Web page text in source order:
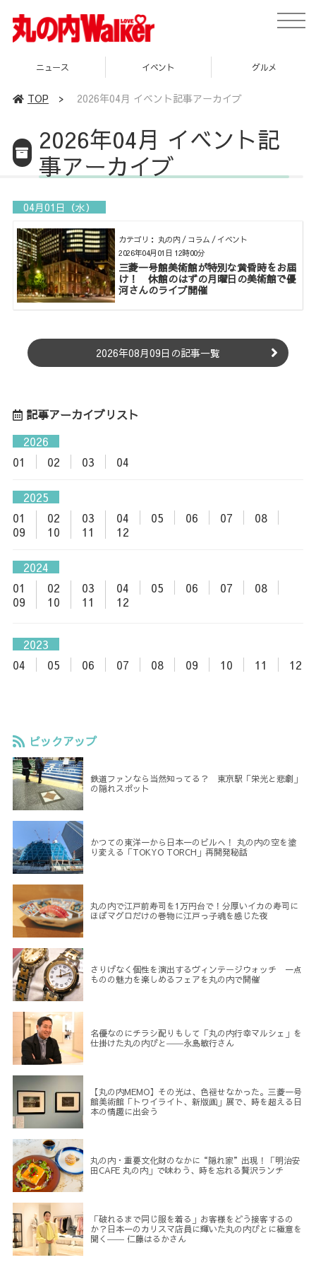
toggle
ニュース イベント グルメ
TOP > 2026年04月 イベント記事アーカイブ
2026年04月 イベント記
事アーカイブ
04月01日（水）
カテゴリ： 丸の内 / コラム / イベント
三菱一号館美術館が特別な黄昏時をお届
け！ 休館のはずの月曜日の美術館で優
河さんのライブ開催
2026年04月01日 12時00分
2026年08月09日の記事一覧
記事アーカイブリスト
2026
01
02 03 04
2025
01
02 03 04 05 06 07
08
09
10 11 12
2024
01
02 03 04 05 06 07
08
09
10 11 12
2023
04
05 06 07 08 09 10 11 12
ピックアップ
鉄道ファンなら当然知ってる？ 東京駅「栄光と悲劇」
の隠れスポット
かつての東洋一から日本一のビルへ！ 丸の内の空を塗
り変える「TOKYO TORCH」再開発秘話
丸の内で江戸前寿司を1万円台で！分厚いイカの寿司に
ほぼマグロだけの巻物に江戸っ子魂を感じた夜
さりげなく個性を演出するヴィンテージウォッチ 一点
ものの魅力を楽しめるフェアを丸の内で開催
名優なのにチラシ配りもして「丸の内行幸マルシェ」を
仕掛けた丸の内びと――永島敏行さん
【丸の内MEMO】その光は、色褪せなかった。三菱一号
館美術館「トワイライト、新版画」展で、時を超える日
本の情趣に出会う
丸の内・重要文化財のなかに“隠れ家”出現！「明治安
田CAFE 丸の内」で味わう、時を忘れる贅沢ランチ
「破れるまで同じ服を着る」お客様をどう接客するの
か？日本一のカリスマ店員に輝いた丸の内びとに極意を
聞く―― 仁藤はるかさん